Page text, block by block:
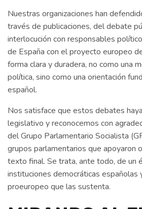
Nuestras organizaciones han
través de publicaciones, del debate
interlocución con responsables
de España con el proyecto europeo
forma clara y duradera, no como una
política, sino como una orientación
español.
Nos satisface que estos debates
legislativo y reconocemos con
del Grupo Parlamentario Socialista
grupos parlamentarios que apoyaron
texto final. Se trata, ante todo, de un
instituciones democráticas españolas
proeuropeo que las sustenta.